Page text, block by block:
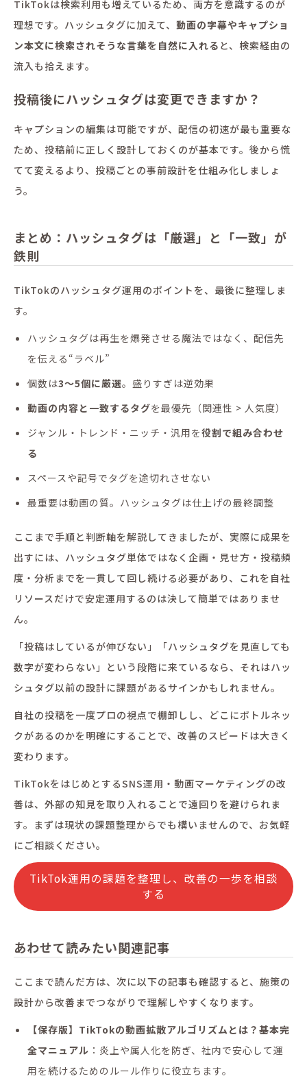
TikTokは検索利用も増えているため、両方を意識するのが
理想です。ハッシュタグに加えて、 動画の字幕やキャプショ
ン本文に検索されそうな言葉を自然に入れる と、検索経由の
流入も拾えます。
投稿後にハッシュタグは変更できますか？
キャプションの編集は可能ですが、配信の初速が最も重要な
ため、投稿前に正しく設計しておくのが基本です。後から慌
てて変えるより、投稿ごとの事前設計を仕組み化しましょ
う。
まとめ：ハッシュタグは「厳選」と「一致」が
鉄則
TikTokのハッシュタグ運用のポイントを、最後に整理しま
す。
ハッシュタグは再生を爆発させる魔法ではなく、配信先
を伝える“ラベル”
個数は3〜5個に厳選。盛りすぎは逆効果
動画の内容と一致するタグを最優先（関連性 > 人気度）
ジャンル・トレンド・ニッチ・汎用を役割で組み合わせ
る
スペースや記号でタグを途切れさせない
最重要は動画の質。ハッシュタグは仕上げの最終調整
ここまで手順と判断軸を解説してきましたが、実際に成果を
出すには、ハッシュタグ単体ではなく企画・見せ方・投稿頻
度・分析までを一貫して回し続ける必要があり、これを自社
リソースだけで安定運用するのは決して簡単ではありませ
ん。
「投稿はしているが伸びない」「ハッシュタグを見直しても
数字が変わらない」という段階に来ているなら、それはハッ
シュタグ以前の設計に課題があるサインかもしれません。
自社の投稿を一度プロの視点で棚卸しし、どこにボトルネッ
クがあるのかを明確にすることで、改善のスピードは大きく
変わります。
TikTokをはじめとするSNS運用・動画マーケティングの改
善は、外部の知見を取り入れることで遠回りを避けられま
す。まずは現状の課題整理からでも構いませんので、お気軽
にご相談ください。
TikTok運用の課題を整理し、改善の一歩を相談
する
あわせて読みたい関連記事
ここまで読んだ方は、次に以下の記事も確認すると、施策の
設計から改善までつながりで理解しやすくなります。
【保存版】TikTokの動画拡散アルゴリズムとは？基本完
全マニュアル ：炎上や属人化を防ぎ、社内で安心して運
用を続けるためのルール作りに役立ちます。